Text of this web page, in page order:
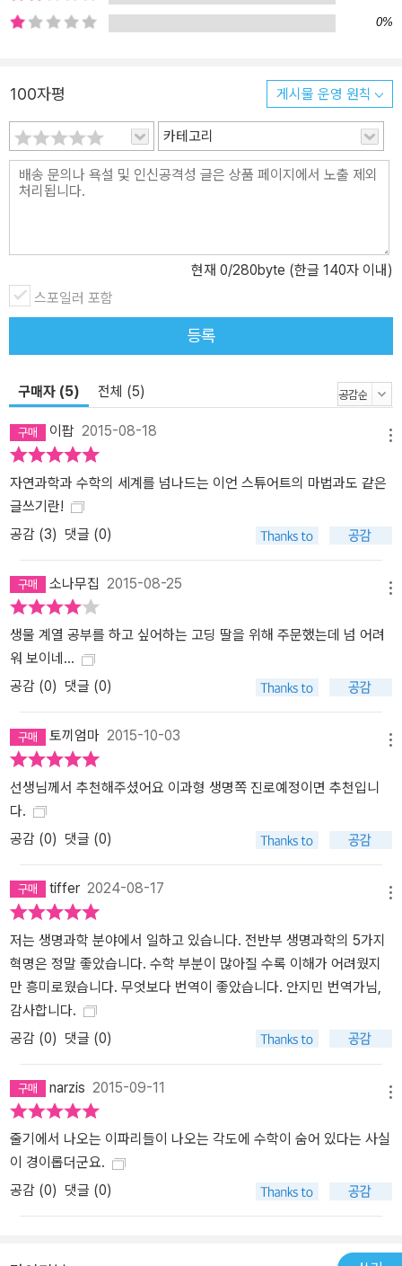
학에서 얻는 결과물들이 달라지는 것이다. 「2장 작디작은 생명체」는
명의 복잡성을 깨닫는 과정에서 역사가 증명한다. 발생학의 복잡한
형태는 수학적 모형으로 해석이 가능해졌다. 「3장 생명의 긴 목록」은
거대한 생물학의 파악을 위한 목록 제작이자 두 번째 혁명인 ‘분류’에
대한 것이다. 린네의 분류 체계는 자연사에서 무엇보다 기본적이다.
노아의 방주에 올라탄 생물이 몇 종이었는지에 관한 논쟁이 무색해진
나는 놀라운 패턴에 관해 폭넓게 활용되기 시작한 과정을 좀 더 자세
표된 다윈과 월리스의 논문에서 시작된다. 세 번째 혁명, 즉 자연 선택
멘델이 7년 동안 가꾼 완두콩 2만 9000그루로 발견되었다. 「6장 수
조합론과 확률론이 더해지는 과정이다. 그리고 「7장 생명의 분자」에
을까? 그것을 이루는 원자는 어떤 순서로 놓일까? 이러한 기본적인
의문에 대한 답은 결정 속의 원자 구조가 만들어 내는 회절 패턴으로
원자 구조를 재구성하는 수학 기법 중 하나인 브래그 법칙, 원자가 어
떻게 배열되었는지를 구체적으로 알려 주는 수학 기법인 푸리에 변환
이 있었기에 가능했다. 「8장 생명의 책」에서는 인간 유전체 사업과 셀
레라 사에서 진행하는 유전체 분석 작업에서 수학과 화학이 어떤 식
으로 작용하는지를 들여다본다. 21세기 수학의 최전선 「9장 생명의
나무를 따라서」는 헤켈의 생명의 나무 그림과 함께 수학자들이 생각
하는 나무(tree, 트리 또는 수형도) 개념을 소개한다. 「10장 4차원에
서 온 바이러스」는 복잡한 생명 과정을 조직하는 합성 분자의 구조와
작해 네발 동물의 걷기 패턴 분석이나 거머리 심장 박동 그래프 등 흥
학을 다루며「13장 반점과 줄무늬」는 튜링 패턴에서 시작해 자연에서
발견되는 다양한 대칭 구조와 무늬를 한층 수학적으로 해석하고 있
다. 이 책에서 다루는 응용 수학 분야는 이 땅에 가지각색의 생명을 낳
게 했고 지금도 진행 중인 진화 게임(「14장 도마뱀 게임」), 신경계와
뇌의 작용(「15장 정보망 형성」), 생태계의 역학(「16장 플랑크톤 역
설」)들을 연구하고 더 나아가 「17장 생명이란?」과 「18장 거기 누구 없
소?」는 생명의 본성과 외계 생명체의 존재 가능성에 관한 주제와도
연결된다. 『생명의 수학』은 이미 시작된 수학 혁명을 돌아보고 있다.
생명의 복잡성을 들여다보기 위한 현미경과 광학 수학은 뗄 수 없는
관계이다. 린네의 분류법은 식물의 기관 수를 세는 법에서 시작되었
고 유명한 멘델의 완두콩은 식물 개체들의 수학적 패턴을 활용한 결
과였다. 다윈이 비글 호에 오른 이유는 크로노미터로 경도를 측정하
샤가프의 법칙들이 숫자들을 새롭게 보이게 했다. 수학이라는 여섯
수학자들은 새로운 의문이 끊임없이 나오는 샘물을 가장 좋아한다.
생물학자들은 수학자들이 낸 답에 제대로 감동할 것이다.-본문에서
수학은 수천 년 전에 시작되었지만 여전히 새롭다. 흔히 수학이 이미
오래전에 완성되었다고 생각하겠지만, 매년 100만 편 이상의 수학 논
문이 나온다는 점에서 보듯 새로운 수학은 놀라운 속도로 끊임없이
제 수학은 생명체에 대한 자료를 분석할 뿐만 아니라, 그 정보를 이해
0%
100자평 게시물 운영 원칙
카테고리
현재 0/280byte (한글 140자 이내)
스포일러 포함
등록
구매자 (5) 전체 (5)
이팝 2015-08-18
자연과학과 수학의 세계를 넘나드는 이언 스튜어트의 마법과도 같은
글쓰기란!
공감 (3) 댓글 (0)
소나무집 2015-08-25
생물 계열 공부를 하고 싶어하는 고딩 딸을 위해 주문했는데 넘 어려
워 보이네...
공감 (0) 댓글 (0)
토끼엄마 2015-10-03
선생님께서 추천해주셨어요 이과형 생명쪽 진로예정이면 추천입니
다.
공감 (0) 댓글 (0)
tiffer 2024-08-17
저는 생명과학 분야에서 일하고 있습니다. 전반부 생명과학의 5가지
혁명은 정말 좋았습니다. 수학 부분이 많아질 수록 이해가 어려웠지
만 흥미로웠습니다. 무엇보다 번역이 좋았습니다. 안지민 번역가님,
감사합니다.
공감 (0) 댓글 (0)
narzis 2015-09-11
줄기에서 나오는 이파리들이 나오는 각도에 수학이 숨어 있다는 사실
이 경이롭더군요.
공감 (0) 댓글 (0)